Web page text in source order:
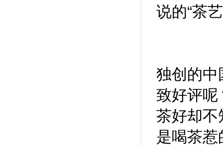
说的“茶
独创的中
致好评
茶好却不
是喝茶惹